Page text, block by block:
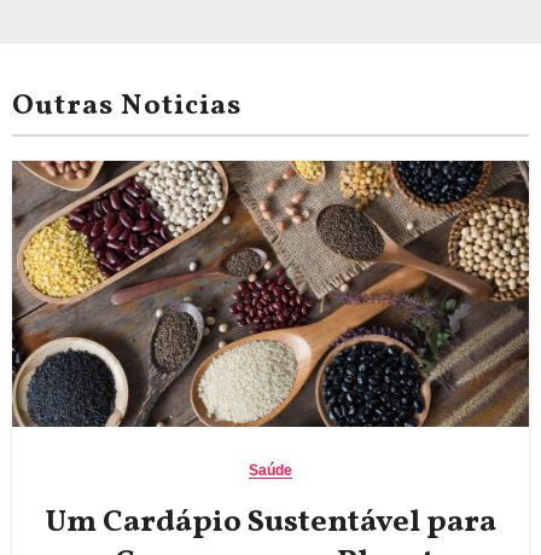
Outras Noticias
Saúde
Um Cardápio Sustentável para